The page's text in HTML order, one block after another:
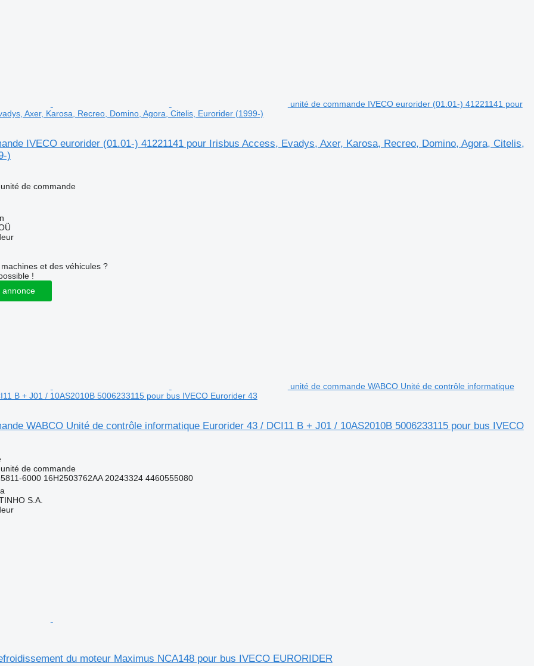
unité de commande IVECO eurorider (01.01-) 41221141 pour
Axer, Karosa, Recreo, Domino, Agora, Citelis, Eurorider (1999-)
IVECO eurorider (01.01-) 41221141 pour Irisbus Access, Evadys, Axer, Karosa, Recreo, Domino, Agora, Citelis,
)
de commande
et des véhicules ?
!
annonce
unité de commande WABCO Unité de contrôle informatique
B + J01 / 10AS2010B 5006233115 pour bus IVECO Eurorider 43
WABCO Unité de contrôle informatique Eurorider 43 / DCI11 B + J01 / 10AS2010B 5006233115 pour bus IVECO
de commande
6000 16H2503762AA 20243324 4460555080
S.A.
du moteur Maximus NCA148 pour bus IVECO EURORIDER